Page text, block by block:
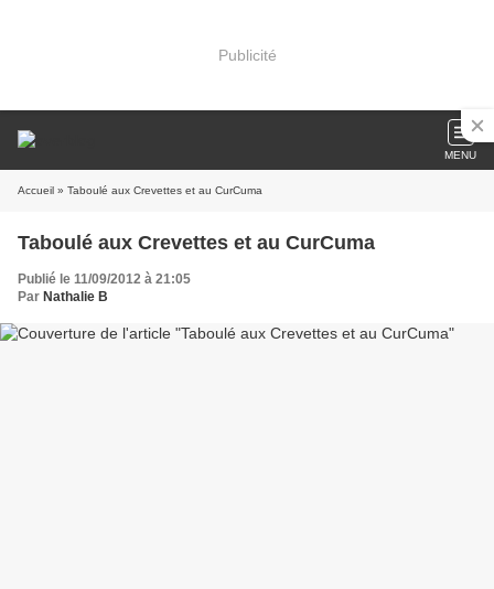
Publicité
MENU
Accueil » Taboulé aux Crevettes et au CurCuma
Taboulé aux Crevettes et au CurCuma
Publié le 11/09/2012 à 21:05
Par Nathalie B